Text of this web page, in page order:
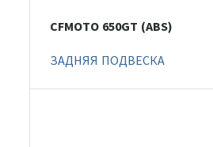
CFMOTO 650GT (ABS)
ЗАДНЯЯ ПОДВЕСКА